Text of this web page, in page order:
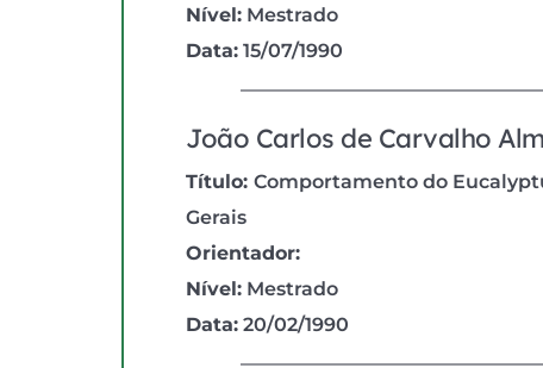
Nível: Mestrado
Data: 15/07/1990
João Carlos de Carvalho
Título: Comportamento do
Gerais
Orientador:
Nível: Mestrado
Data: 20/02/1990